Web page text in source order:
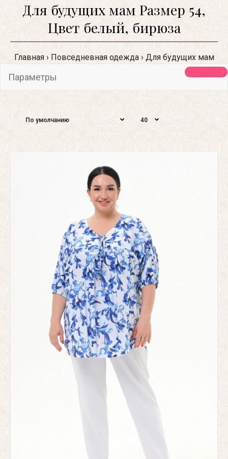
Для будущих мам Размер 54,
Цвет белый, бирюза
Главная Повседневная одежда Для будущих мам
Параметры